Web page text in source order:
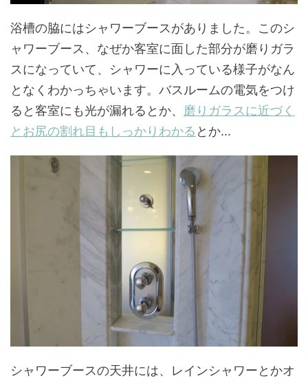
浴槽の脇にはシャワーブースがありました。このシ
ャワーブース、なぜか客室に面した部分が磨りガラ
スになっていて、シャワーに入っている様子がなん
となくわかっちゃいます。バスルームの電気をつけ
ると客室にも光が漏れるとか、 磨りガラスに近づく
とお尻の割れ目もしっかりわかる とか...
シャワーブースの天井には、レインシャワーとかオ